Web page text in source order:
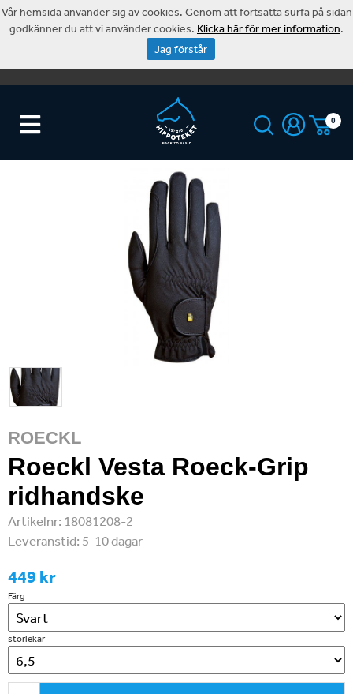
0
ROECKL
Roeckl Vesta Roeck-Grip
ridhandske
Artikelnr: 18081208-2
Leveranstid: 5-10 dagar
449 kr
Färg
storlekar
Vår hemsida använder sig av cookies. Genom att fortsätta surfa på sidan
godkänner du att vi använder cookies. Klicka här för mer information.
Jag förstår